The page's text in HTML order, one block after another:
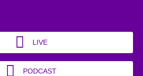
LIVE
PODCAST